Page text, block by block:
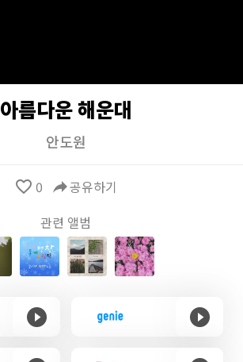
아름다운 해운대
안도원
favorite_border 0 reply공유하기
관련 앨범